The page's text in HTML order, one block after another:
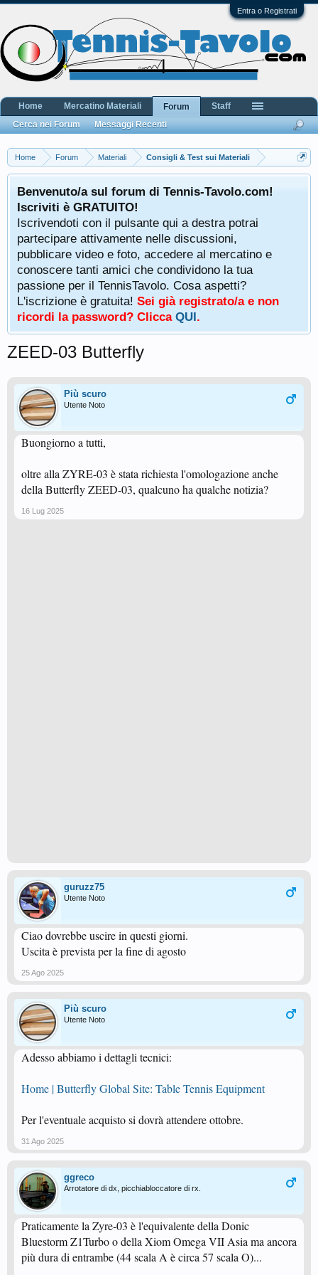
Entra o Registrati
Home Forum Materiali Consigli & Test sui Materiali
Benvenuto/a sul forum di Tennis-Tavolo.com!
Iscriviti è GRATUITO!
Iscrivendoti con il pulsante qui a destra potrai
partecipare attivamente nelle discussioni,
pubblicare video e foto, accedere al mercatino e
conoscere tanti amici che condividono la tua
passione per il TennisTavolo. Cosa aspetti?
L'iscrizione è gratuita! Sei già registrato/a e non
ricordi la password? Clicca QUI.
ZEED-03 Butterfly
Più scuro
Utente Noto
Buongiorno a tutti,
oltre alla ZYRE-03 è stata richiesta l'omologazione anche
della Butterfly ZEED-03, qualcuno ha qualche notizia?
16 Lug 2025
guruzz75
Utente Noto
Ciao dovrebbe uscire in questi giorni.
Uscita è prevista per la fine di agosto
25 Ago 2025
Più scuro
Utente Noto
Adesso abbiamo i dettagli tecnici:
Home | Butterfly Global Site: Table Tennis Equipment
Per l'eventuale acquisto si dovrà attendere ottobre.
31 Ago 2025
ggreco
Arrotatore di dx, picchiabloccatore di rx.
Praticamente la Zyre-03 è l'equivalente della Donic
Bluestorm Z1Turbo o della Xiom Omega VII Asia ma ancora
più dura di entrambe (44 scala A è circa 57 scala O)...
Home Mercatino Materiali
Forum
Cerca nei Forum
Messaggi Recenti
Staff